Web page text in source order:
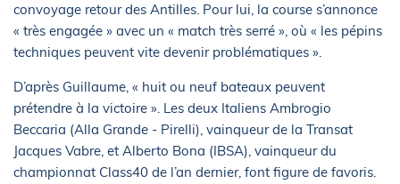
convoyage retour des Antilles. Pour lui, la course s’annonce
« très engagée » avec un « match très serré », où « les pépins
techniques peuvent vite devenir problématiques ».
D’après Guillaume, « huit ou neuf bateaux peuvent
prétendre à la victoire ». Les deux Italiens Ambrogio
Beccaria (Alla Grande - Pirelli), vainqueur de la Transat
Jacques Vabre, et Alberto Bona (IBSA), vainqueur du
championnat Class40 de l’an dernier, font figure de favoris.